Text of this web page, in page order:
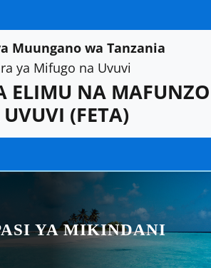
Muungano wa Tanzania
ya Mifugo na Uvuvi
ELIMU NA MAFUNZO
(FETA)
YA MIKINDANI